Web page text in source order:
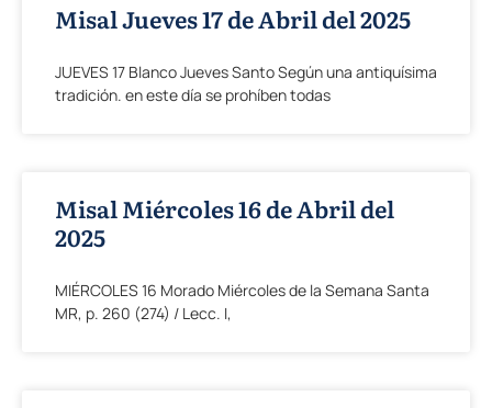
Misal Jueves 17 de Abril del 2025
JUEVES 17 Blanco Jueves Santo Según una antiquísima
tradición. en este día se prohíben todas
Misal Miércoles 16 de Abril del
2025
MIÉRCOLES 16 Morado Miércoles de la Semana Santa
MR, p. 260 (274) / Lecc. I,